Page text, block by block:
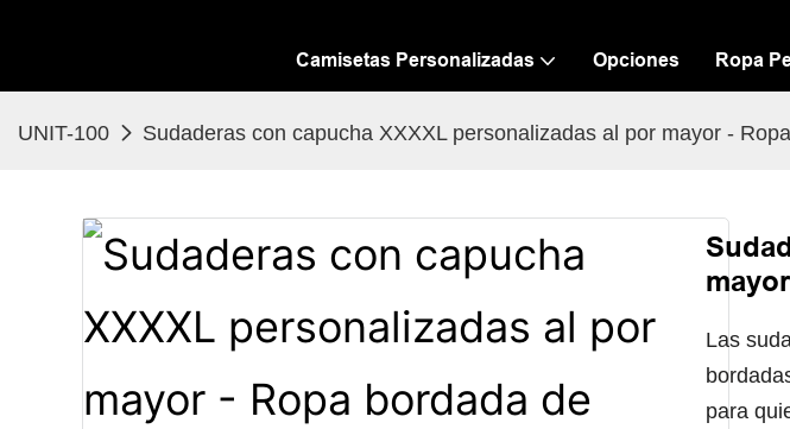
Camisetas Personalizadas Opciones Ropa
UNIT-100 Sudaderas con capucha XXXXL personalizadas al por mayor -
Las
para